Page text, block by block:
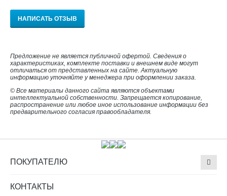
НАПИСАТЬ ОТЗЫВ
Предложение не является публичной офертой. Сведения о
характеристиках, комплекте поставки и внешнем виде могут
отличаться от представленных на сайте. Актуальную
информацию уточняйте у менеджера при оформлении заказа.
© Все материалы данного сайта являются объектами
интеллектуальной собственности. Запрещается копирование,
распространение или любое иное использование информации без
предварительного согласия правообладателя.
ПОКУПАТЕЛЮ
КОНТАКТЫ